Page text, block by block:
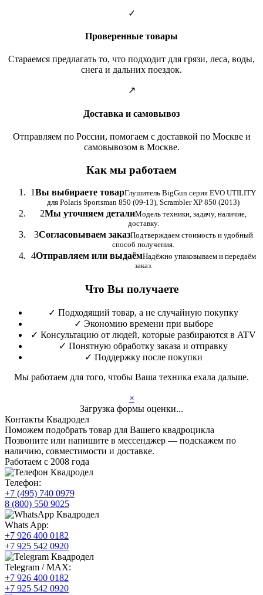
✓
Проверенные товары
Стараемся предлагать то, что подходит для грязи, леса, воды,
снега и дальних поездок.
↗
Доставка и самовывоз
Отправляем по России, помогаем с доставкой по Москве и
самовывозом в Москве.
Как мы работаем
1Вы выбираете товарГлушитель BigGun серия EVO UTILITY
для Polaris Sportsman 850 (09-13), Scrambler XP 850 (2013)
2Мы уточняем деталиМодель техники, задачу, наличие,
доставку.
3Согласовываем заказПодтверждаем стоимость и удобный
способ получения.
4Отправляем или выдаёмНадёжно упаковываем и передаём
заказ.
Что Вы получаете
✓ Подходящий товар, а не случайную покупку
✓ Экономию времени при выборе
✓ Консультацию от людей, которые разбираются в ATV
✓ Понятную обработку заказа и отправку
✓ Поддержку после покупки
Мы работаем для того, чтобы Ваша техника ехала дальше.
×
Загрузка формы оценки...
Контакты Квадродел
Поможем подобрать товар для Вашего квадроцикла
Позвоните или напишите в мессенджер — подскажем по
наличию, совместимости и доставке.
Работаем с 2008 года
Телефон:
+7 (495) 740 0979
8 (800) 550 9025
Whats App:
+7 926 400 0182
+7 925 542 0920
Telegram / MAX:
+7 926 400 0182
+7 925 542 0920